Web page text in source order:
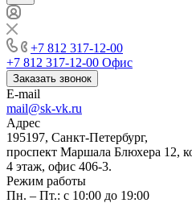
+7 812 317-12-00
+7 812 317-12-00 Офис
Заказать звонок
E-mail
mail@sk-vk.ru
Адрес
195197, Санкт-Петербург,
проспект Маршала Блюхера 12,
4 этаж, офис 406-3.
Режим работы
Пн. – Пт.: с 10:00 до 19:00